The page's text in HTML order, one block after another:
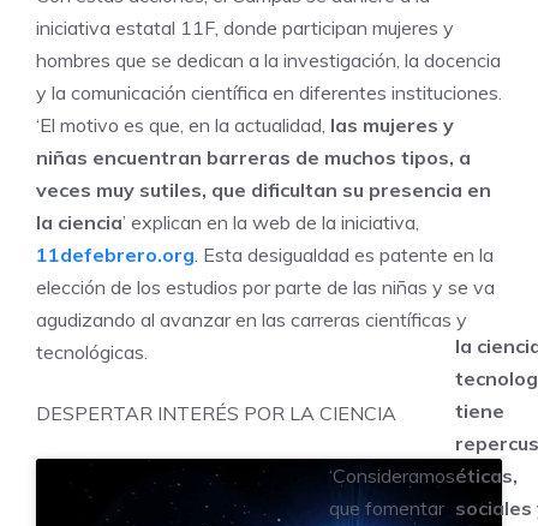
iniciativa estatal 11F, donde participan mujeres y
hombres que se dedican a la investigación, la docencia
y la comunicación científica en diferentes instituciones.
‘El motivo es que, en la actualidad, las mujeres y
niñas encuentran barreras de muchos tipos, a
veces muy sutiles, que dificultan su presencia en
la ciencia’ explican en la web de la iniciativa,
11defebrero.org . Esta desigualdad es patente en la
elección de los estudios por parte de las niñas y se va
agudizando al avanzar en las carreras científicas y
tecnológicas.
DESPERTAR INTERÉS POR LA CIENCIA
‘Consideramos
que fomentar
la
tiene
éticas,
sociales